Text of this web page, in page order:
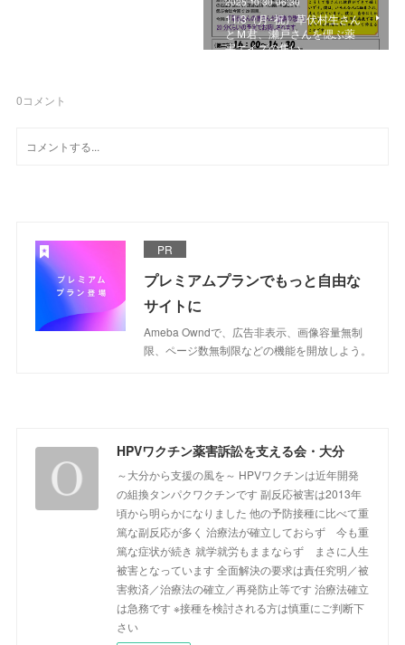
11/3（月･祝）草伏村生さん
とＭ君、瀬戸さんを偲ぶ薬
害エイズの集い
0コメント
PR
プレミアムプランでもっと自由な
サイトに
Ameba Owndで、広告非表示、画像容量無制
限、ページ数無制限などの機能を開放しよう。
HPVワクチン薬害訴訟を支える会・大分
～大分から支援の風を～ HPVワクチンは近年開発
の組換タンパクワクチンです 副反応被害は2013年
頃から明らかになりました 他の予防接種に比べて重
篤な副反応が多く 治療法が確立しておらず 今も重
篤な症状が続き 就学就労もままならず まさに人生
被害となっています 全面解決の要求は責任究明／被
害救済／治療法の確立／再発防止等です 治療法確立
は急務です ※接種を検討される方は慎重にご判断下
さい